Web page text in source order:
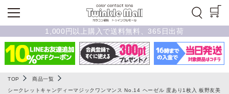
1,000円以上購入で送料無料、365日出荷
TOP
商品一覧
シークレットキャンディーマジックワンマンス No.14 ヘーゼル 度あり1枚入 板野友美